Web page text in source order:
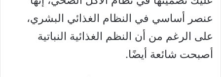
عنصر أساسي في النظام الغذائي البشري،
على الرغم من أن النظم الغذائية النباتية
أصبحت شائعة أيضًا.